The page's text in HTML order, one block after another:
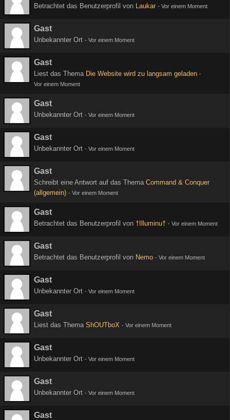
Betrachtet das Benutzerprofil von Laukar - Vor einem Moment
Gast
Unbekannter Ort - Vor einem Moment
Gast
Liest das Thema Die Website wird zu langsam geladen -
Vor einem Moment
Gast
Unbekannter Ort - Vor einem Moment
Gast
Unbekannter Ort - Vor einem Moment
Gast
Schreibt eine Antwort auf das Thema Command & Conquer
(allgemein) - Vor einem Moment
Gast
Betrachtet das Benutzerprofil von †Illuminu† - Vor einem Moment
Gast
Betrachtet das Benutzerprofil von Nemo - Vor einem Moment
Gast
Unbekannter Ort - Vor einem Moment
Gast
Liest das Thema ShOUTboX - Vor einem Moment
Gast
Unbekannter Ort - Vor einem Moment
Gast
Unbekannter Ort - Vor einem Moment
Gast